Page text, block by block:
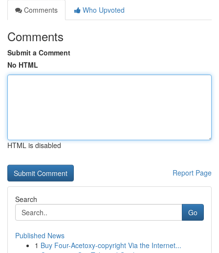
Comments
Who Upvoted
Comments
Submit a Comment
No HTML
HTML is disabled
Report Page
Search
Go
Published News
1 Buy Four-Acetoxy-copyright Via the Internet...